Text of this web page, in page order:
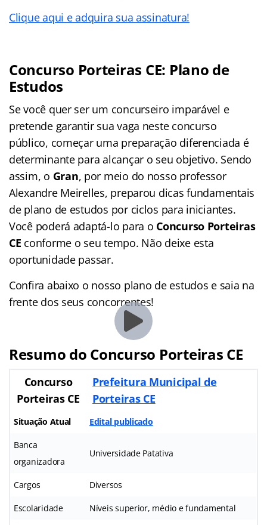
Clique aqui e adquira sua assinatura!
Concurso Porteiras CE: Plano de
Estudos
Se você quer ser um concurseiro imparável e
pretende garantir sua vaga neste concurso
público, começar uma preparação diferenciada é
determinante para alcançar o seu objetivo. Sendo
assim, o Gran, por meio do nosso professor
Alexandre Meirelles, preparou dicas fundamentais
de plano de estudos por ciclos para iniciantes.
Você poderá adaptá-lo para o Concurso Porteiras
CE conforme o seu tempo. Não deixe esta
oportunidade passar.
Confira abaixo o nosso plano de estudos e saia na
frente dos seus concorrentes!
Resumo do Concurso Porteiras CE
Concurso
Porteiras CE
Prefeitura Municipal de
Porteiras CE
Situação Atual Edital publicado
Banca
organizadora
Universidade Patativa
Cargos Diversos
Escolaridade Níveis superior, médio e fundamental